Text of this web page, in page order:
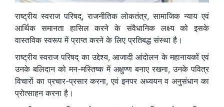
राष्ट्रीय स्वराज परिषद्, राजनीतिक लोकतंत्र, सामाजिक न्याय एवं
आर्थिक समानता हासिल करने के संवैधानिक लक्ष्य को इसके
वास्तविक स्वरूप में प्राप्त करने के लिए प्रतिबद्ध संस्था है।
राष्ट्रीय स्वराज परिषद् का उद्देश्य, आजादी आंदोलन के महानायकों एवं
उनके बलिदान को मन-मस्तिष्क में अक्षुण्ण बनाए रखना, उनके पवित्र
विचारों का प्रचार-प्रसार करना, एवं इनपर अध्ययन व अनुसंधान का
प्रोत्साहन करना है।